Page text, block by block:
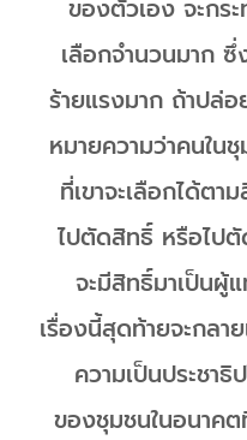
ของตัวเอง จะกร
เลือกจำนวนมาก
ร้ายแรงมาก ถ้าปล่
หมายความว่าคนใน
ที่เขาจะเลือกได้ต
ไปตัดสิทธิ์ หรือไป
จะมีสิทธิ์มาเป็นผู้
เรื่องนี้สุดท้ายจะกลา
ความเป็นประชา
ของชุมชนในอนาคต